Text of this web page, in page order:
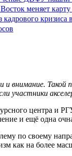
меняет
кризиса
внимание. Такой
участники
центра и
и ещё одна
по своему
как на более